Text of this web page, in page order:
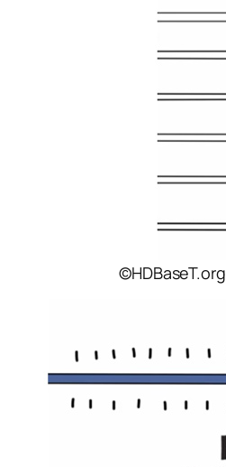
©HDBaseT.org